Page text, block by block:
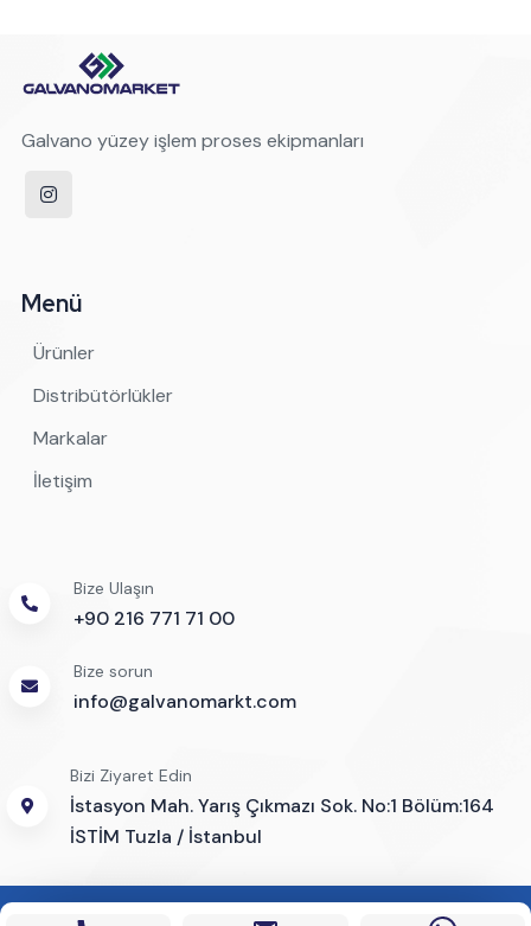
Galvano yüzey işlem proses ekipmanları
Menü
Ürünler
Distribütörlükler
Markalar
İletişim
Bize Ulaşın
+90 216 771 71 00
Bize sorun
info@galvanomarkt.com
Bizi Ziyaret Edin
İstasyon Mah. Yarış Çıkmazı Sok. No:1 Bölüm:164
İSTİM Tuzla / İstanbul